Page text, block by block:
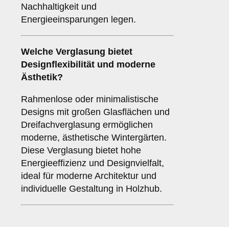
Nachhaltigkeit und
Energieeinsparungen legen.
Welche Verglasung bietet
Designflexibilität und moderne
Ästhetik?
Rahmenlose oder minimalistische
Designs mit großen Glasflächen und
Dreifachverglasung ermöglichen
moderne, ästhetische Wintergärten.
Diese Verglasung bietet hohe
Energieeffizienz und Designvielfalt,
ideal für moderne Architektur und
individuelle Gestaltung in Holzhub.